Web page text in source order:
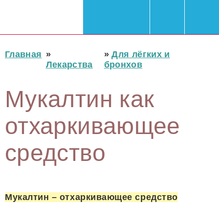
Главная »
Лекарства
»Для лёгких и
бронхов
Мукалтин как
отхаркивающее
средство
Мукалтин – отхаркивающее средство